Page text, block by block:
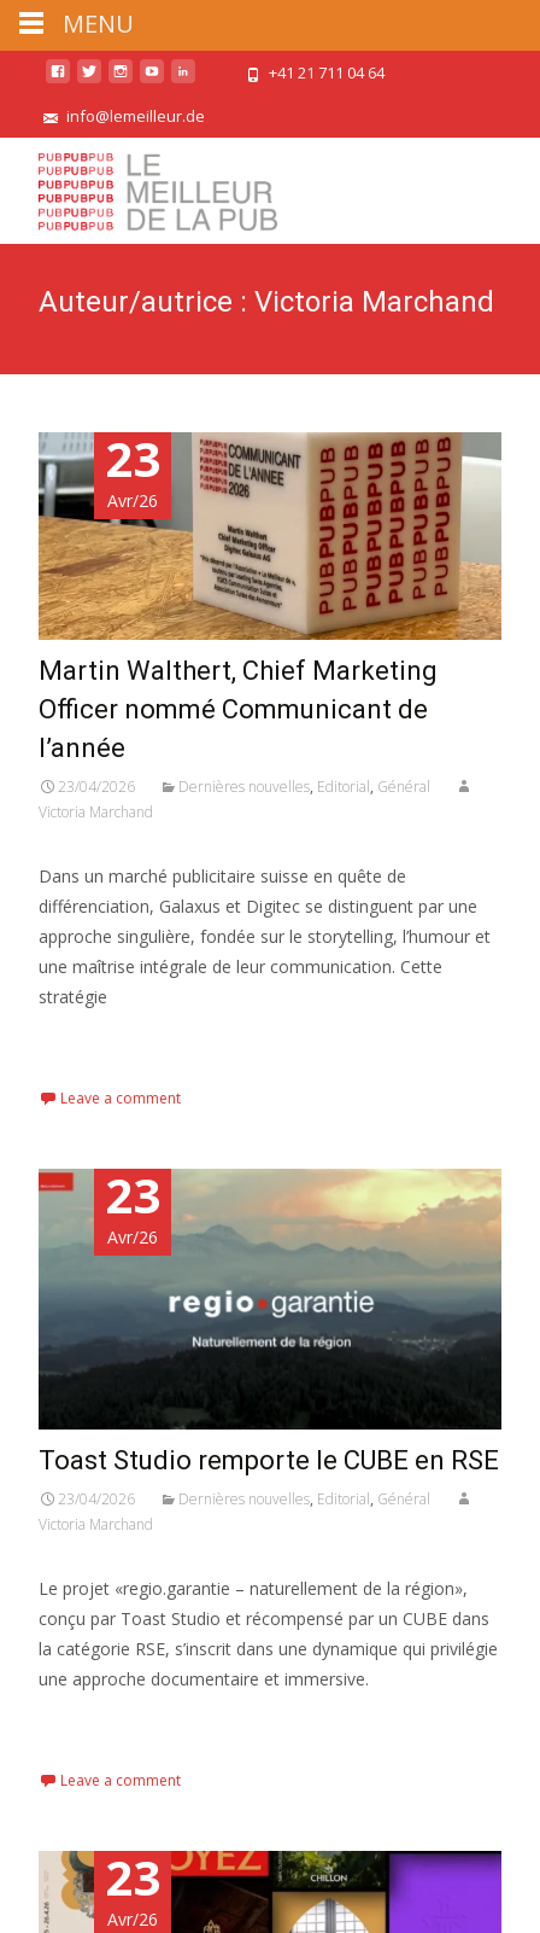
+41 21 711 04 64
info@lemeilleur.de
Auteur/autrice : Victoria Marchand
23
Avr/26
Martin Walthert, Chief Marketing
Officer nommé Communicant de
l’année
23/04/2026 Dernières nouvelles, Editorial, Général
Victoria Marchand
Dans un marché publicitaire suisse en quête de
différenciation, Galaxus et Digitec se distinguent par une
approche singulière, fondée sur le storytelling, l’humour et
une maîtrise intégrale de leur communication. Cette
stratégie
Leave a comment
23
Avr/26
Toast Studio remporte le CUBE en RSE
23/04/2026 Dernières nouvelles, Editorial, Général
Victoria Marchand
Le projet «regio.garantie – naturellement de la région»,
conçu par Toast Studio et récompensé par un CUBE dans
la catégorie RSE, s’inscrit dans une dynamique qui privilégie
une approche documentaire et immersive.
Leave a comment
23
Avr/26
MENU